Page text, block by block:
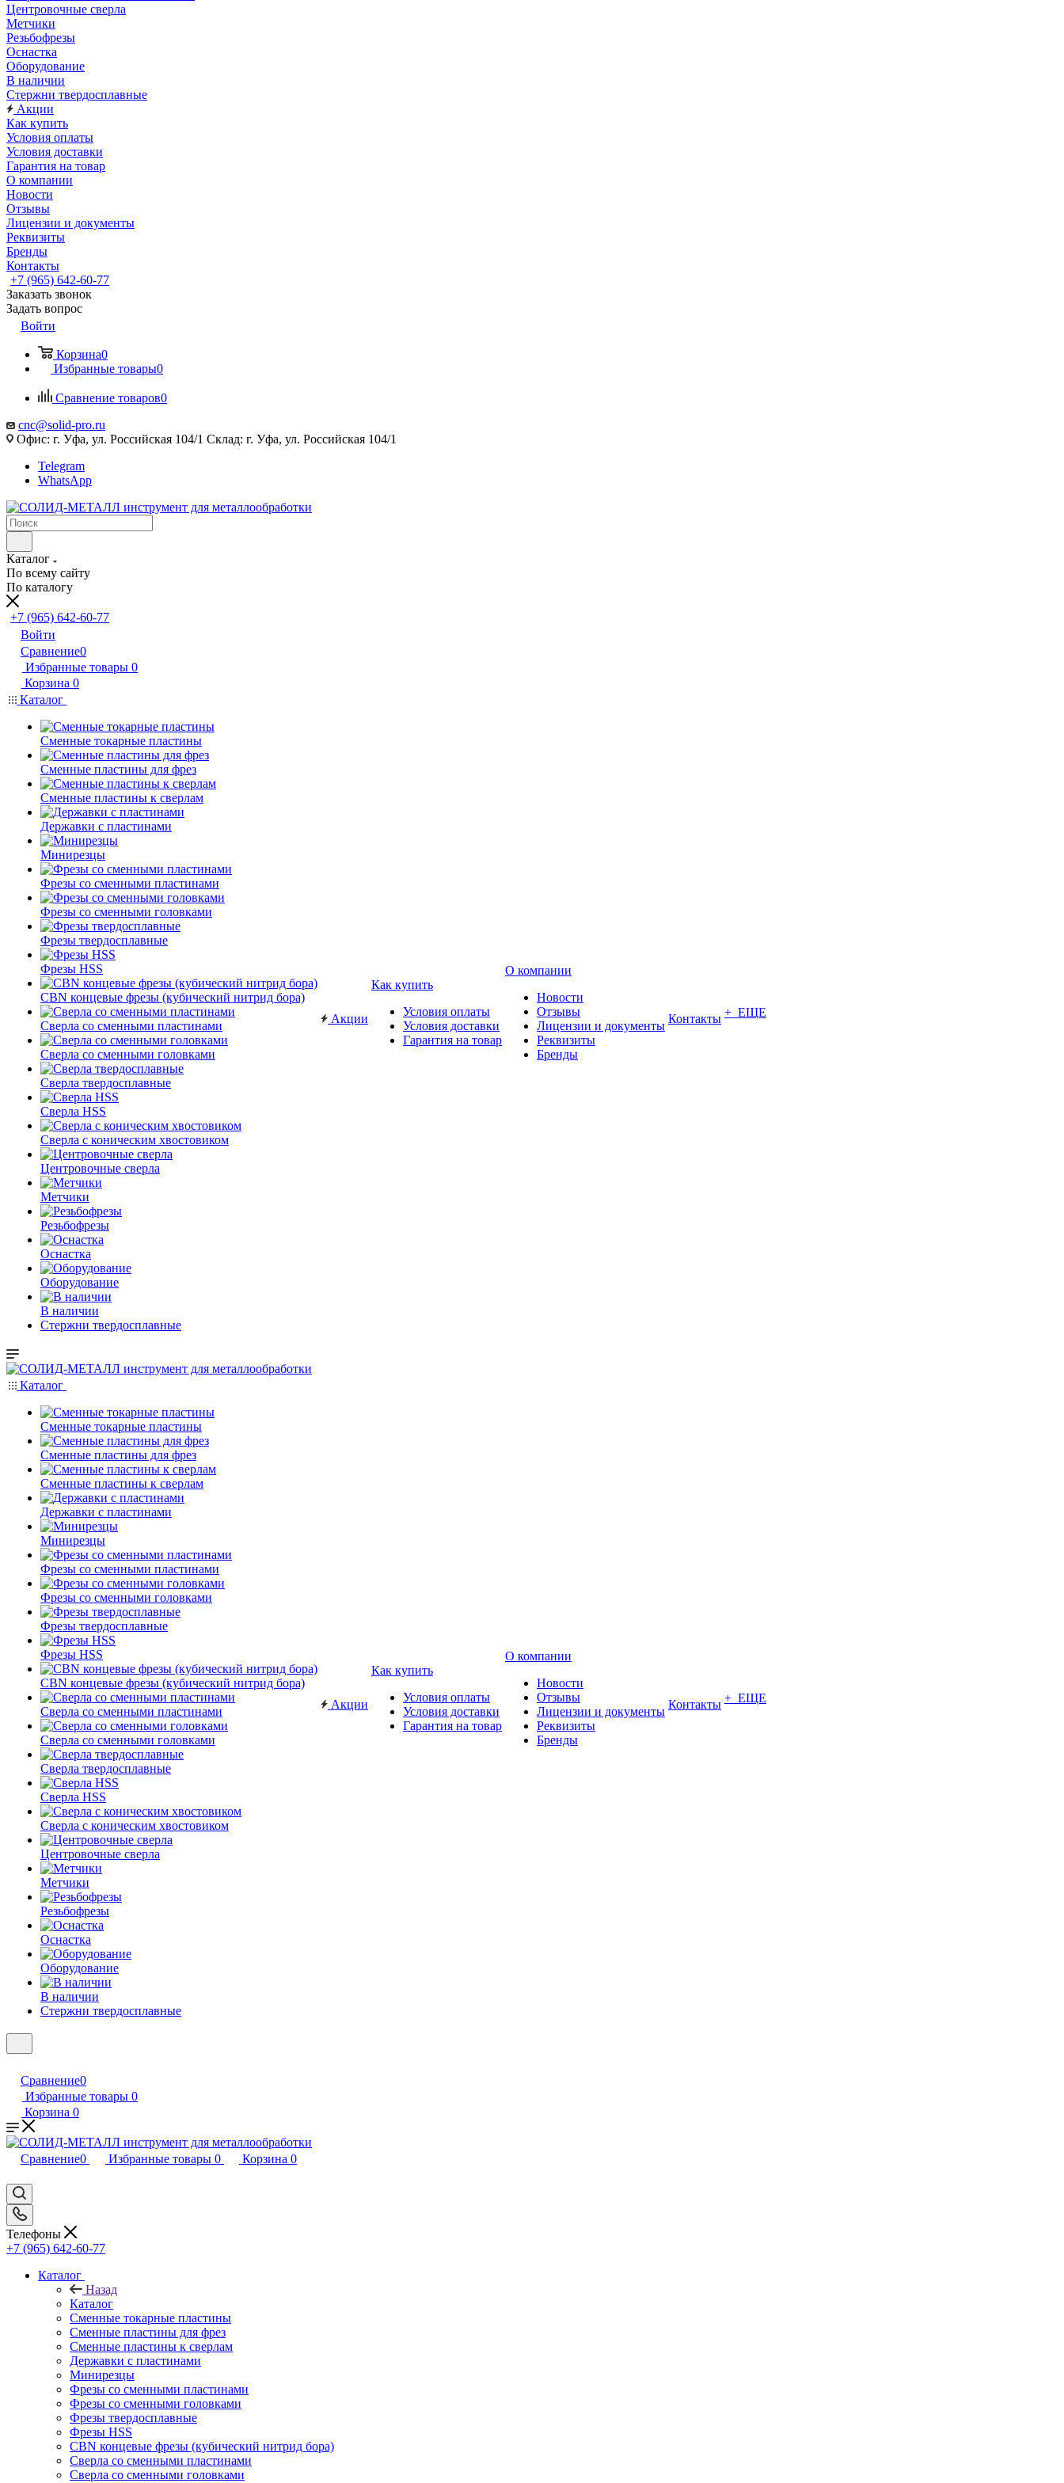
Центровочные сверла
Метчики
Резьбофрезы
Оснастка
Оборудование
В наличии
Стержни твердосплавные
Акции
Как купить
Условия оплаты
Условия доставки
Гарантия на товар
О компании
Новости
Отзывы
Лицензии и документы
Реквизиты
Бренды
Контакты
+7 (965) 642-60-77
Заказать звонок
Задать вопрос
Войти
Корзина0
Избранные товары0
Сравнение товаров0
cnc@solid-pro.ru
Офис: г. Уфа, ул. Российская 104/1 Склад: г. Уфа, ул. Российская 104/1
Telegram
WhatsApp
Каталог
По всему сайту
По каталогу
+7 (965) 642-60-77
Войти
Сравнение0
Избранные товары 0
Корзина 0
Каталог
Сменные токарные пластины
Сменные пластины для фрез
Сменные пластины к сверлам
Державки с пластинами
Минирезцы
Фрезы со сменными пластинами
Фрезы со сменными головками
Фрезы твердосплавные
Фрезы HSS
CBN концевые фрезы (кубический нитрид бора)
Сверла со сменными пластинами
Сверла со сменными головками
Сверла твердосплавные
Сверла HSS
Сверла с коническим хвостовиком
Центровочные сверла
Метчики
Резьбофрезы
Оснастка
Оборудование
В наличии
Стержни твердосплавные
Акции
Как купить
Условия оплаты
Условия доставки
Гарантия на товар
О компании
Новости
Отзывы
Лицензии и документы
Реквизиты
Бренды
Контакты + ЕЩЕ
Каталог
Сменные токарные пластины
Сменные пластины для фрез
Сменные пластины к сверлам
Державки с пластинами
Минирезцы
Фрезы со сменными пластинами
Фрезы со сменными головками
Фрезы твердосплавные
Фрезы HSS
CBN концевые фрезы (кубический нитрид бора)
Сверла со сменными пластинами
Сверла со сменными головками
Сверла твердосплавные
Сверла HSS
Сверла с коническим хвостовиком
Центровочные сверла
Метчики
Резьбофрезы
Оснастка
Оборудование
В наличии
Стержни твердосплавные
Акции
Как купить
Условия оплаты
Условия доставки
Гарантия на товар
О компании
Новости
Отзывы
Лицензии и документы
Реквизиты
Бренды
Контакты + ЕЩЕ
Сравнение0
Избранные товары 0
Корзина 0
Сравнение0 Избранные товары 0 Корзина 0
Телефоны
+7 (965) 642-60-77
Каталог
Назад
Каталог
Сменные токарные пластины
Сменные пластины для фрез
Сменные пластины к сверлам
Державки с пластинами
Минирезцы
Фрезы со сменными пластинами
Фрезы со сменными головками
Фрезы твердосплавные
Фрезы HSS
CBN концевые фрезы (кубический нитрид бора)
Сверла со сменными пластинами
Сверла со сменными головками